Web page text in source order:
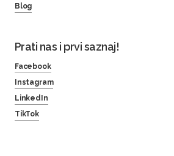
Blog
Prati nas i prvi saznaj!
Facebook
Instagram
LinkedIn
TikTok